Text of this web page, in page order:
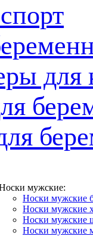
мужские:
Носки мужские
Носки мужские
Носки мужские
Носки мужские